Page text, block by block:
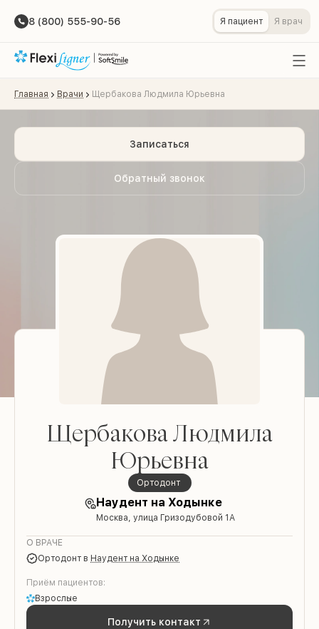
8 (800) 555-90-56 Я пациент Я врач
Главная Врачи Щербакова Людмила Юрьевна
Обратный звонок
Записаться
Щербакова Людмила
Юрьевна
ортодонт
Наудент на Ходынке
Москва, улица Гризодубовой 1А
О ВРАЧЕ
ортодонт в Наудент на Ходынке
Приём пациентов:
Взрослые
Получить контакт